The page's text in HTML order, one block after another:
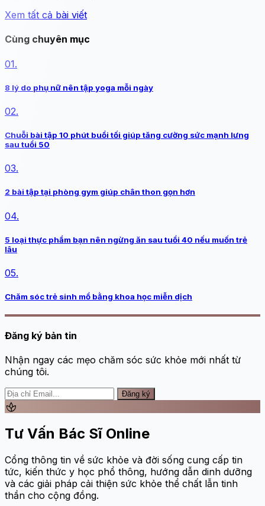
Xem tất cả bài viết
Cùng chuyên mục
01.
8 lý do phụ nữ nên tập yoga mỗi ngày
02.
Chuỗi bài tập 10 phút buổi tối giúp tăng cường sức mạnh lưng
sau tuổi 50
03.
2 bài tập tại phòng gym giúp chân thon gọn hơn
04.
5 loại thực phẩm bạn nên ngừng ăn sau tuổi 40 nếu muốn trẻ
lâu
05.
Chăm sóc trẻ sinh mổ bằng khoa học miễn dịch
Đăng ký bản tin
Nhận ngay các mẹo chăm sóc sức khỏe mới nhất từ
chúng tôi.
Đăng ký
spa
Tư Vấn Bác Sĩ Online
Cổng thông tin về sức khỏe và đời sống cung cấp tin
tức, kiến thức y học phổ thông, hướng dẫn dinh dưỡng
và các giải pháp cải thiện sức khỏe thể chất lẫn tinh
thần cho cộng đồng.